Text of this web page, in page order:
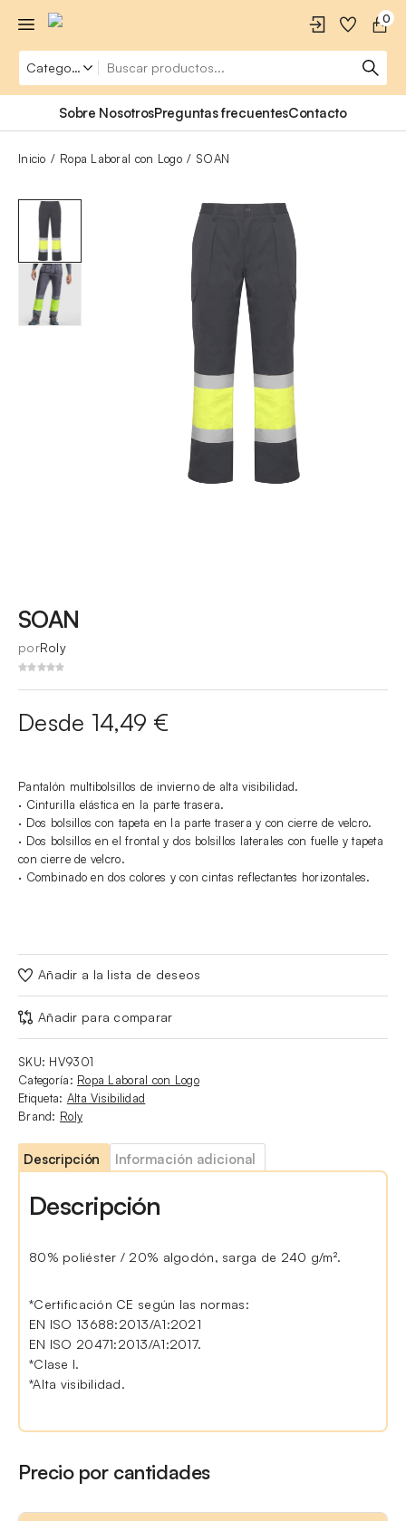
0
Sobre NosotrosPreguntas frecuentesContacto
Inicio Ropa Laboral con Logo SOAN
SOAN
porRoly
Desde 14,49 €
Pantalón multibolsillos de invierno de alta visibilidad.
· Cinturilla elástica en la parte trasera.
· Dos bolsillos con tapeta en la parte trasera y con cierre de velcro.
· Dos bolsillos en el frontal y dos bolsillos laterales con fuelle y tapeta
con cierre de velcro.
· Combinado en dos colores y con cintas reflectantes horizontales.
Añadir a la lista de deseos
Añadir para comparar
SKU: HV9301
Categoría: Ropa Laboral con Logo
Etiqueta: Alta Visibilidad
Brand: Roly
Descripción Información adicional
Descripción
80% poliéster / 20% algodón, sarga de 240 g/m².
*Certificación CE según las normas:
EN ISO 13688:2013/A1:2021
EN ISO 20471:2013/A1:2017.
*Clase I.
*Alta visibilidad.
Precio por cantidades